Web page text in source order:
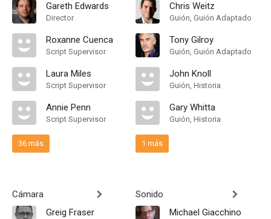
Gareth Edwards
Director
Roxanne Cuenca
Script Supervisor
Laura Miles
Script Supervisor
Annie Penn
Script Supervisor
36 más
Cámara
Greig Fraser
Chris Weitz
Guión, Guión Adaptado
Tony Gilroy
Guión, Guión Adaptado
John Knoll
Guión, Historia
Gary Whitta
Guión, Historia
1 más
Sonido
Michael Giacchino